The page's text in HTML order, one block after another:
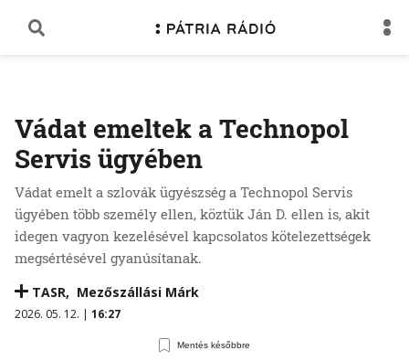
Vádat emeltek a Technopol
Servis ügyében
Vádat emelt a szlovák ügyészség a Technopol Servis
ügyében több személy ellen, köztük Ján D. ellen is, akit
idegen vagyon kezelésével kapcsolatos kötelezettségek
megsértésével gyanúsítanak.
TASR, Mezőszállási Márk
2026. 05. 12. | 16:27
Mentés későbbre